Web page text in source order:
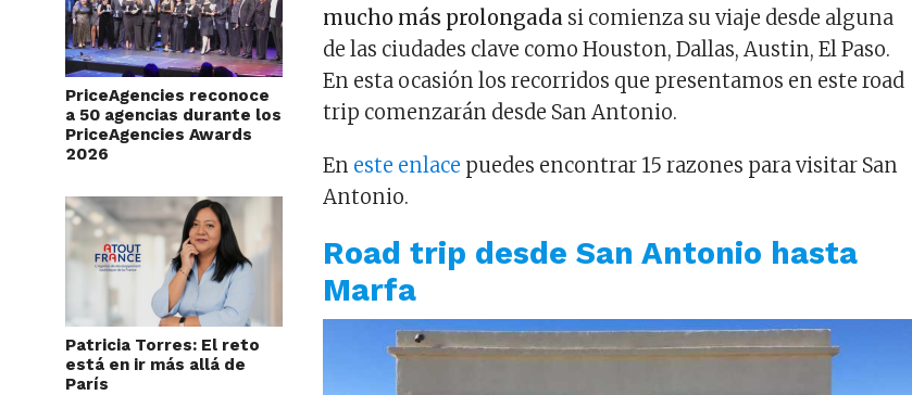
PriceAgencies reconoce
a 50 agencias durante los
PriceAgencies Awards
2026
Patricia Torres: El reto
está en ir más allá de
París
mucho más prolongada si comienza su viaje desde alguna
de las ciudades clave como Houston, Dallas, Austin, El Paso.
En esta ocasión los recorridos que presentamos en este road
trip comenzarán desde San Antonio.
En este enlace puedes encontrar 15 razones para visitar San
Antonio.
Road trip desde San Antonio hasta
Marfa